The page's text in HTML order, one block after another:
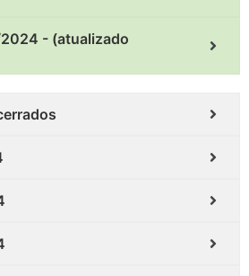
2024 - (atualizado